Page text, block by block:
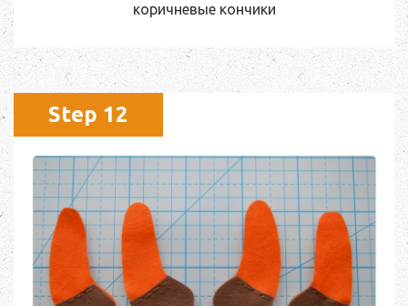
коричневые кончики
Step 12